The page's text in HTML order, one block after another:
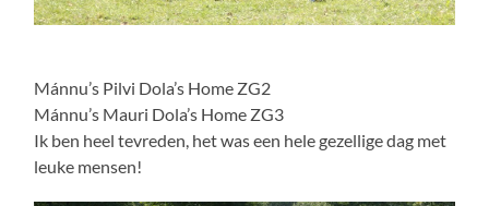
Mánnu’s Pilvi Dola’s Home ZG2
Mánnu’s Mauri Dola’s Home ZG3
Ik ben heel tevreden, het was een hele gezellige dag met
leuke mensen!